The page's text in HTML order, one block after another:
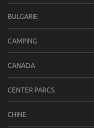
BULGARIE
CAMPING
CANADA
CENTER PARCS
CHINE